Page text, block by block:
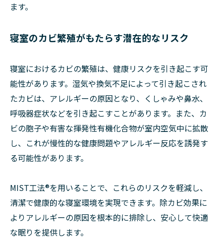
ます。
寝室のカビ繁殖がもたらす潜在的なリスク
寝室におけるカビの繁殖は、健康リスクを引き起こす可
能性があります。湿気や換気不足によって引き起こされ
たカビは、アレルギーの原因となり、くしゃみや鼻水、
呼吸器症状などを引き起こすことがあります。また、カ
ビの胞子や有害な揮発性有機化合物が室内空気中に拡散
し、これが慢性的な健康問題やアレルギー反応を誘発す
る可能性があります。
MIST工法®を用いることで、これらのリスクを軽減し、
清潔で健康的な寝室環境を実現できます。除カビ効果に
よりアレルギーの原因を根本的に排除し、安心して快適
な眠りを提供します。